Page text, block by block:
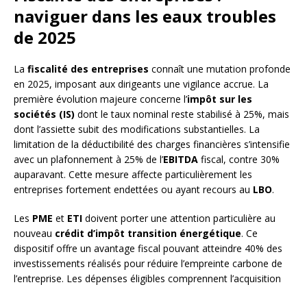
naviguer dans les eaux troubles
de 2025
La fiscalité des entreprises connaît une mutation profonde
en 2025, imposant aux dirigeants une vigilance accrue. La
première évolution majeure concerne l’impôt sur les
sociétés (IS) dont le taux nominal reste stabilisé à 25%, mais
dont l’assiette subit des modifications substantielles. La
limitation de la déductibilité des charges financières s’intensifie
avec un plafonnement à 25% de l’EBITDA fiscal, contre 30%
auparavant. Cette mesure affecte particulièrement les
entreprises fortement endettées ou ayant recours au LBO.
Les PME et ETI doivent porter une attention particulière au
nouveau crédit d’impôt transition énergétique. Ce
dispositif offre un avantage fiscal pouvant atteindre 40% des
investissements réalisés pour réduire l’empreinte carbone de
l’entreprise. Les dépenses éligibles comprennent l’acquisition